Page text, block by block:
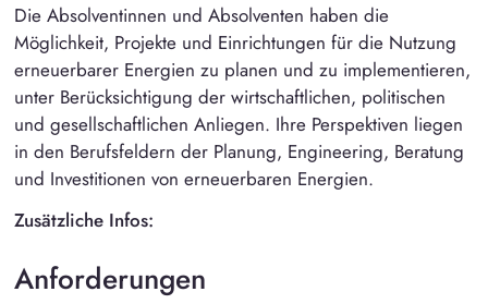
Die Absolventinnen und Absolventen haben die
Möglichkeit, Projekte und Einrichtungen für die Nutzung
erneuerbarer Energien zu planen und zu implementieren,
unter Berücksichtigung der wirtschaftlichen, politischen
und gesellschaftlichen Anliegen. Ihre Perspektiven liegen
in den Berufsfeldern der Planung, Engineering, Beratung
und Investitionen von erneuerbaren Energien.
Zusätzliche Infos:
Anforderungen